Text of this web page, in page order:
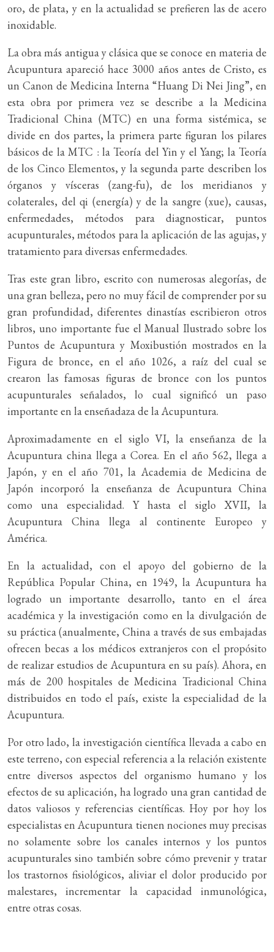
oro, de plata, y en la actualidad se prefieren las de acero
inoxidable.
La obra más antigua y clásica que se conoce en materia de
Acupuntura apareció hace 3000 años antes de Cristo, es
un Canon de Medicina Interna “Huang Di Nei Jing”, en
esta obra por primera vez se describe a la Medicina
Tradicional China (MTC) en una forma sistémica, se
divide en dos partes, la primera parte figuran los pilares
básicos de la MTC : la Teoría del Yin y el Yang; la Teoría
de los Cinco Elementos, y la segunda parte describen los
órganos y vísceras (zang-fu), de los meridianos y
colaterales, del qi (energía) y de la sangre (xue), causas,
enfermedades, métodos para diagnosticar, puntos
acupunturales, métodos para la aplicación de las agujas, y
tratamiento para diversas enfermedades.
Tras este gran libro, escrito con numerosas alegorías, de
una gran belleza, pero no muy fácil de comprender por su
gran profundidad, diferentes dinastías escribieron otros
libros, uno importante fue el Manual Ilustrado sobre los
Puntos de Acupuntura y Moxibustión mostrados en la
Figura de bronce, en el año 1026, a raíz del cual se
crearon las famosas figuras de bronce con los puntos
acupunturales señalados, lo cual significó un paso
importante en la enseñadaza de la Acupuntura.
Aproximadamente en el siglo VI, la enseñanza de la
Acupuntura china llega a Corea. En el año 562, llega a
Japón, y en el año 701, la Academia de Medicina de
Japón incorporó la enseñanza de Acupuntura China
como una especialidad. Y hasta el siglo XVII, la
Acupuntura China llega al continente Europeo y
América.
En la actualidad, con el apoyo del gobierno de la
República Popular China, en 1949, la Acupuntura ha
logrado un importante desarrollo, tanto en el área
académica y la investigación como en la divulgación de
su práctica (anualmente, China a través de sus embajadas
ofrecen becas a los médicos extranjeros con el propósito
de realizar estudios de Acupuntura en su país). Ahora, en
más de 200 hospitales de Medicina Tradicional China
distribuidos en todo el país, existe la especialidad de la
Acupuntura.
Por otro lado, la investigación científica llevada a cabo en
este terreno, con especial referencia a la relación existente
entre diversos aspectos del organismo humano y los
efectos de su aplicación, ha logrado una gran cantidad de
datos valiosos y referencias científicas. Hoy por hoy los
especialistas en Acupuntura tienen nociones muy precisas
no solamente sobre los canales internos y los puntos
acupunturales sino también sobre cómo prevenir y tratar
los trastornos fisiológicos, aliviar el dolor producido por
malestares, incrementar la capacidad inmunológica,
entre otras cosas.